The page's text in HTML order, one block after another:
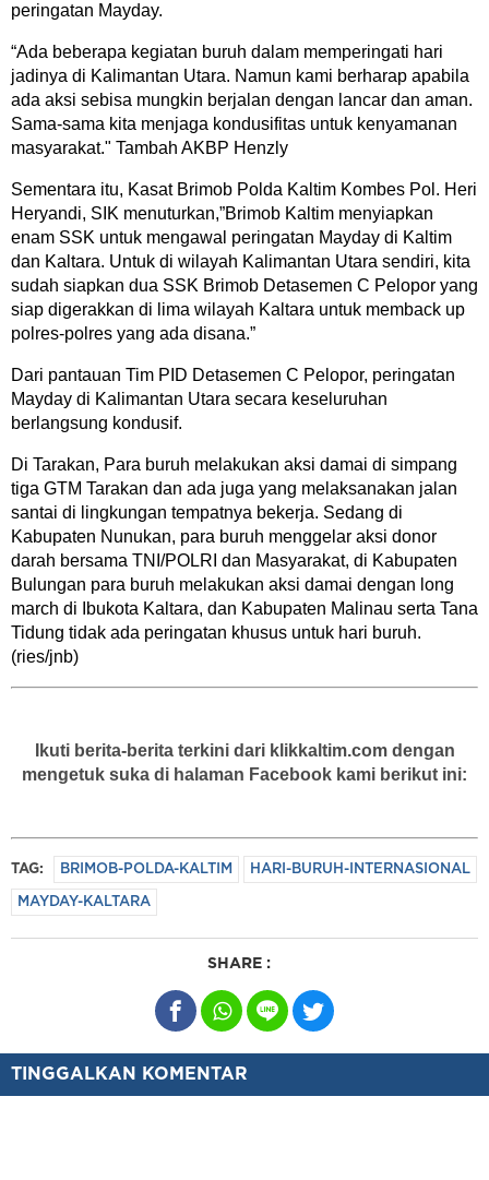
peringatan Mayday.
“Ada beberapa kegiatan buruh dalam memperingati hari
jadinya di Kalimantan Utara. Namun kami berharap apabila
ada aksi sebisa mungkin berjalan dengan lancar dan aman.
Sama-sama kita menjaga kondusifitas untuk kenyamanan
masyarakat." Tambah AKBP Henzly
Sementara itu, Kasat Brimob Polda Kaltim Kombes Pol. Heri
Heryandi, SIK menuturkan,”Brimob Kaltim menyiapkan
enam SSK untuk mengawal peringatan Mayday di Kaltim
dan Kaltara. Untuk di wilayah Kalimantan Utara sendiri, kita
sudah siapkan dua SSK Brimob Detasemen C Pelopor yang
siap digerakkan di lima wilayah Kaltara untuk memback up
polres-polres yang ada disana.”
Dari pantauan Tim PID Detasemen C Pelopor, peringatan
Mayday di Kalimantan Utara secara keseluruhan
berlangsung kondusif.
Di Tarakan, Para buruh melakukan aksi damai di simpang
tiga GTM Tarakan dan ada juga yang melaksanakan jalan
santai di lingkungan tempatnya bekerja. Sedang di
Kabupaten Nunukan, para buruh menggelar aksi donor
darah bersama TNI/POLRI dan Masyarakat, di Kabupaten
Bulungan para buruh melakukan aksi damai dengan long
march di Ibukota Kaltara, dan Kabupaten Malinau serta Tana
Tidung tidak ada peringatan khusus untuk hari buruh.
(ries/jnb)
Ikuti berita-berita terkini dari klikkaltim.com dengan
mengetuk suka di halaman Facebook kami berikut ini:
TAG: BRIMOB-POLDA-KALTIM HARI-BURUH-INTERNASIONAL
MAYDAY-KALTARA
SHARE :
TINGGALKAN KOMENTAR